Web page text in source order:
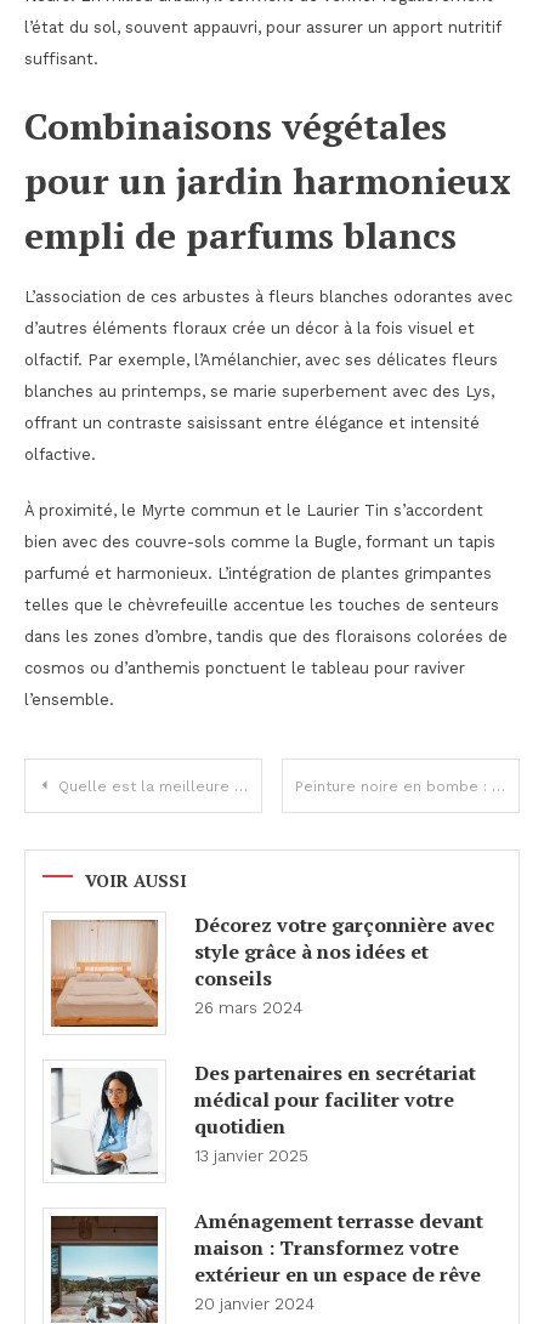
l’état du sol, souvent appauvri, pour assurer un apport nutritif
suffisant.
Combinaisons végétales
pour un jardin harmonieux
empli de parfums blancs
L’association de ces arbustes à fleurs blanches odorantes avec
d’autres éléments floraux crée un décor à la fois visuel et
olfactif. Par exemple, l’Amélanchier, avec ses délicates fleurs
blanches au printemps, se marie superbement avec des Lys,
offrant un contraste saisissant entre élégance et intensité
olfactive.
À proximité, le Myrte commun et le Laurier Tin s’accordent
bien avec des couvre-sols comme la Bugle, formant un tapis
parfumé et harmonieux. L’intégration de plantes grimpantes
telles que le chèvrefeuille accentue les touches de senteurs
dans les zones d’ombre, tandis que des floraisons colorées de
cosmos ou d’anthemis ponctuent le tableau pour raviver
l’ensemble.
Navigation
de
l’article
Quelle est la meilleure plancha à gaz ? Guide complet et comparatif Peinture noire en bombe : usages, astuces et conseils pour un résultat parfait
VOIR AUSSI
Décorez votre garçonnière avec
style grâce à nos idées et
conseils
26 mars 2024
Des partenaires en secrétariat
médical pour faciliter votre
quotidien
13 janvier 2025
Aménagement terrasse devant
maison : Transformez votre
extérieur en un espace de rêve
20 janvier 2024